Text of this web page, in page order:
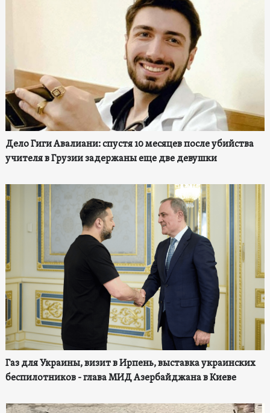
Дело Гиги Авалиани: спустя 10 месяцев после убийства
учителя в Грузии задержаны еще две девушки
Газ для Украины, визит в Ирпень, выставка украинских
беспилотников - глава МИД Азербайджана в Киеве